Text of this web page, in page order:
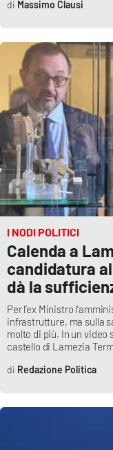
Leggendo
Imprese Di
Le perfidie di
Venti di
STREAMING
LaC TV
LaC Network
LaC OnAir
EDIZIONI
LOCALI
Massimo Clausi
I NODI POLITICI
Calenda a
candidatura
dà la
Per l’ex Ministro
infrastrutture, ma sulla
molto di più. In un video
castello di Lamezia
Redazione Politica